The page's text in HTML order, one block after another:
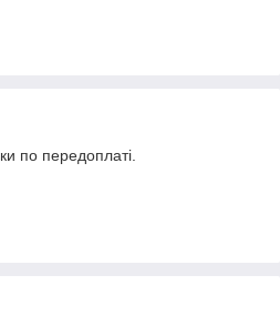
по передоплаті.